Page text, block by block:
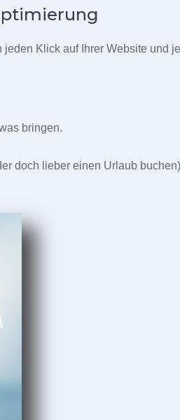
jeden Klick auf Ihrer Website und
bringen.
doch lieber einen Urlaub